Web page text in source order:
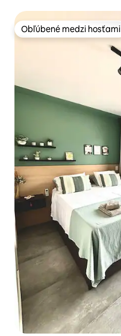
Obľúbené medzi hosťami
Obľúbené medzi hosťami